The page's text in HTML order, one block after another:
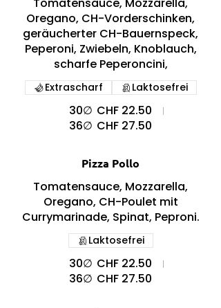
Tomatensauce, Mozzarella,
Oregano, CH-Vorderschinken,
geräucherter CH-Bauernspeck,
Peperoni, Zwiebeln, Knoblauch,
scharfe Peperoncini,
30∅ CHF 22.50
36∅ CHF 27.50
Extrascharf Laktosefrei
Pizza Pollo
Tomatensauce, Mozzarella,
Oregano, CH-Poulet mit
Currymarinade, Spinat, Peproni.
30∅ CHF 22.50
36∅ CHF 27.50
Laktosefrei